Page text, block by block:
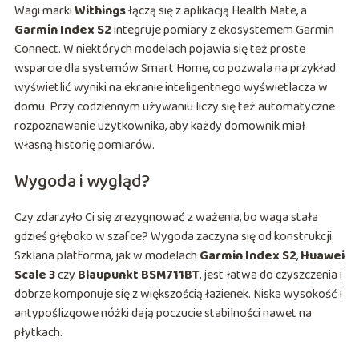
Wagi markiWithingsłączą się z aplikacją Health Mate, a
Garmin Index S2integruje pomiary z ekosystemem Garmin
Connect. W niektórych modelach pojawia się też proste
wsparcie dla systemów Smart Home, co pozwala na przykład
wyświetlić wyniki na ekranie inteligentnego wyświetlacza w
domu. Przy codziennym używaniu liczy się też automatyczne
rozpoznawanie użytkownika, aby każdy domownik miał
własną historię pomiarów.
Wygoda i wygląd?
Czy zdarzyło Ci się zrezygnować z ważenia, bo waga stała
gdzieś głęboko w szafce? Wygoda zaczyna się od konstrukcji.
Szklana platforma, jak w modelachGarmin Index S2,Huawei
Scale 3czy Blaupunkt BSM711BT, jest łatwa do czyszczenia i
dobrze komponuje się z większością łazienek. Niska wysokość i
antypoślizgowe nóżki dają poczucie stabilności nawet na
płytkach.